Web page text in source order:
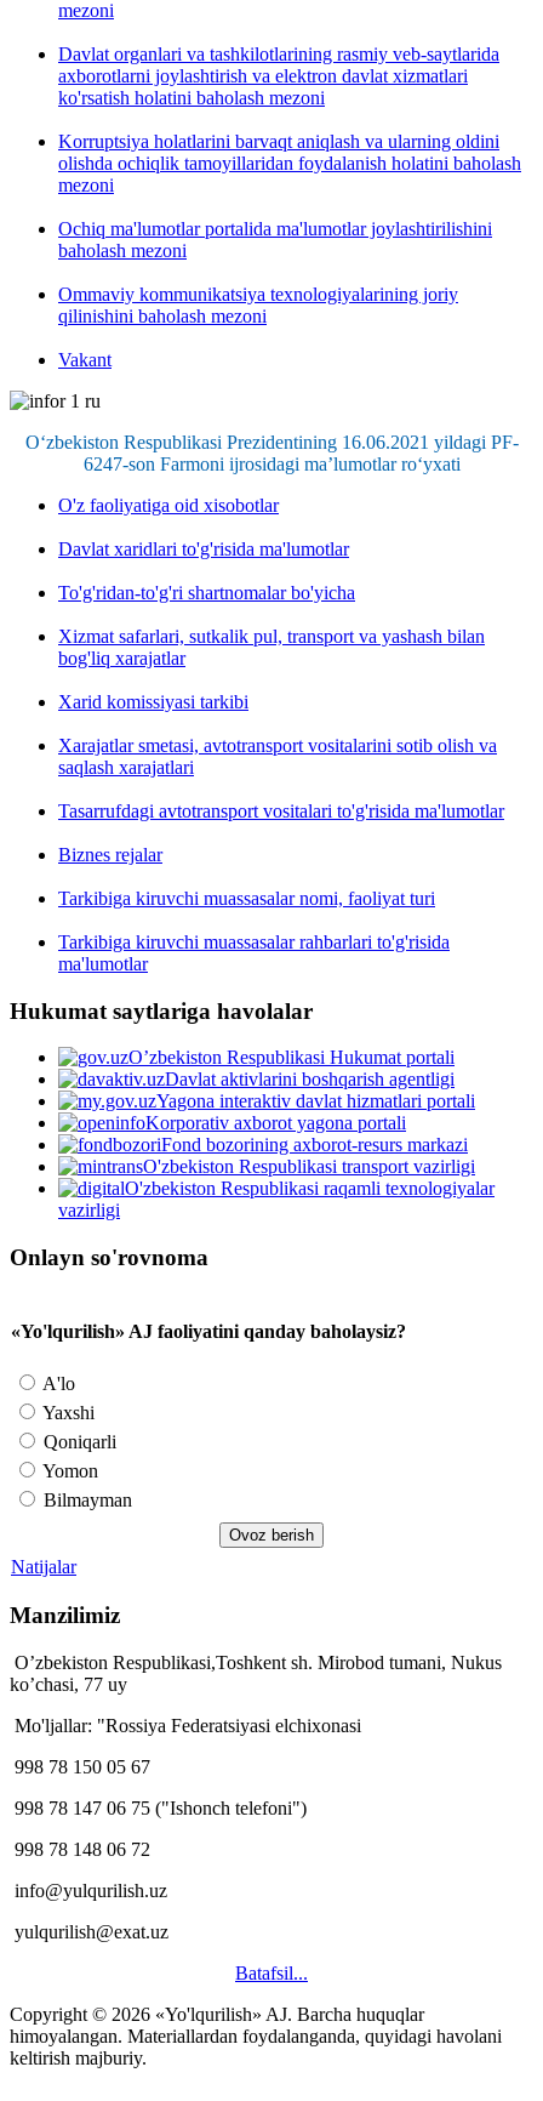
mezoni
Davlat organlari va tashkilotlarining rasmiy veb-saytlarida
axborotlarni joylashtirish va elektron davlat xizmatlari
ko'rsatish holatini baholash mezoni
Korruptsiya holatlarini barvaqt aniqlash va ularning oldini
olishda ochiqlik tamoyillaridan foydalanish holatini baholash
mezoni
Ochiq ma'lumotlar portalida ma'lumotlar joylashtirilishini
baholash mezoni
Ommaviy kommunikatsiya texnologiyalarining joriy
qilinishini baholash mezoni
Vakant
O‘zbekiston Respublikasi Prezidentining 16.06.2021 yildagi PF-
6247-son Farmoni ijrosidagi ma’lumotlar ro‘yxati
O'z faoliyatiga oid xisobotlar
Davlat xaridlari to'g'risida ma'lumotlar
To'g'ridan-to'g'ri shartnomalar bo'yicha
Xizmat safarlari, sutkalik pul, transport va yashash bilan
bog'liq xarajatlar
Xarid komissiyasi tarkibi
Xarajatlar smetasi, avtotransport vositalarini sotib olish va
saqlash xarajatlari
Tasarrufdagi avtotransport vositalari to'g'risida ma'lumotlar
Biznes rejalar
Tarkibiga kiruvchi muassasalar nomi, faoliyat turi
Tarkibiga kiruvchi muassasalar rahbarlari to'g'risida
ma'lumotlar
Hukumat saytlariga havolalar
O’zbekiston Respublikasi Hukumat portali
Davlat aktivlarini boshqarish agentligi
Yagona interaktiv davlat hizmatlari portali
Korporativ axborot yagona portali
Fond bozorining axborot-resurs markazi
O'zbekiston Respublikasi transport vazirligi
O'zbekiston Respublikasi raqamli texnologiyalar
vazirligi
Onlayn so'rovnoma
«Yo'lqurilish» AJ faoliyatini qanday baholaysiz?
A'lo
Yaxshi
Qoniqarli
Yomon
Bilmayman
Natijalar
Manzilimiz
O’zbekiston Respublikasi,Toshkent sh. Mirobod tumani, Nukus
ko’chasi, 77 uy
Mo'ljallar: "Rossiya Federatsiyasi elchixonasi
998 78 150 05 67
998 78 147 06 75 ("Ishonch telefoni")
998 78 148 06 72
info@yulqurilish.uz
yulqurilish@exat.uz
Batafsil...
Copyright © 2026 «Yo'lqurilish» AJ. Barcha huquqlar
himoyalangan. Materiallardan foydalanganda, quyidagi havolani
keltirish majburiy.